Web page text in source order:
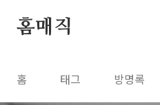
홈매직
홈 태그 방명록